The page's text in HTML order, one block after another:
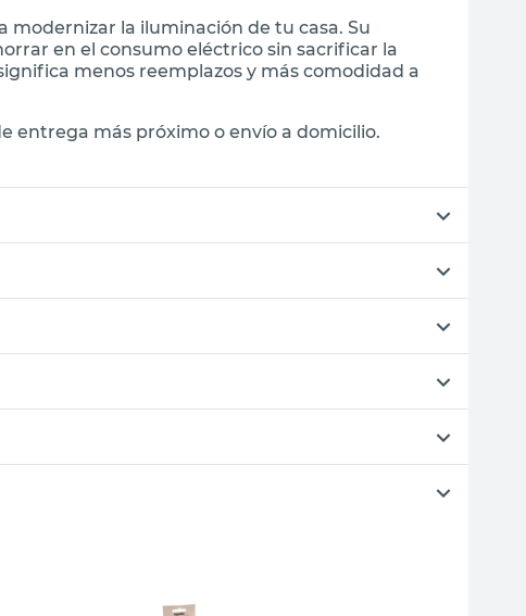
modernizar la iluminación de tu casa. Su
en el consumo eléctrico sin sacrificar la
menos reemplazos y más comodidad a
entrega más próximo o envío a domicilio.